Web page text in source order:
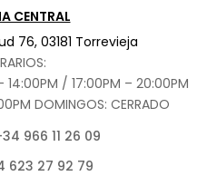
CENTRAL
76, 03181 Torrevieja
– 14:00PM / 17:00PM – 20:00PM
DOMINGOS: CERRADO
966 11 26 09
623 27 92 79